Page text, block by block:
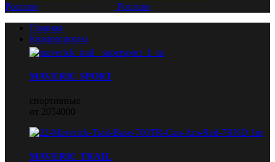
Главная
Квадроциклы
MAVERIC SPORT
спортивные
от 2054000
MAVERIC TRAIL